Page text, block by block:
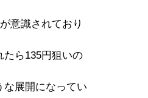
意識されており
たら135円狙いの
な展開になってい